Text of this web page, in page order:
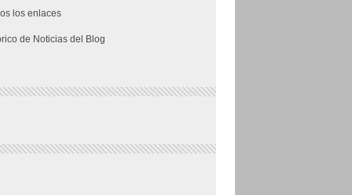
los enlaces
de Noticias del Blog